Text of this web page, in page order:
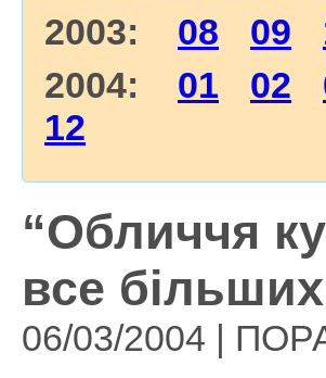
2003: 08 09
2004: 01 02
12
“Обличчя
все
06/03/2004 |